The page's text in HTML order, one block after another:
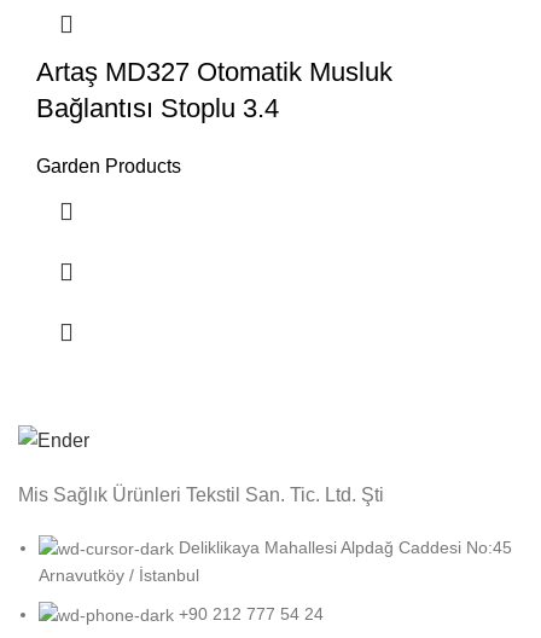
Artaş MD327 Otomatik Musluk
Bağlantısı Stoplu 3.4
Garden Products
Mis Sağlık Ürünleri Tekstil San. Tic. Ltd. Şti
Deliklikaya Mahallesi Alpdağ Caddesi No:45
Arnavutköy / İstanbul
+90 212 777 54 24